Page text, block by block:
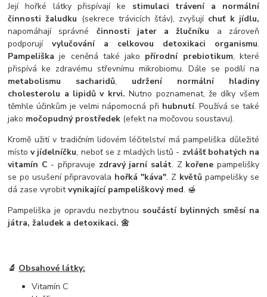
Její hořké látky přispívají ke stimulaci trávení a normální
činnosti žaludku (sekrece trávicích šťáv), zvyšují chuť k jídlu,
napomáhají správné činnosti jater a žlučníku a zároveň
podporujívylučování a celkovou detoxikaci organismu.
Pampeliškaje ceněná také jako přírodní prebiotikum, které
přispívá ke zdravému střevnímu mikrobiomu. Dále se podílí na
metabolismu sacharidů, udržení normální hladiny
cholesterolu a lipidů v krvi.Nutno poznamenat, že díky všem
těmhle účinkům je velmi nápomocná při hubnutí. Používá se také
jako močopudný prostředek (efekt na močovou soustavu).
Kromě užití v tradičním lidovém léčitelství má pampeliška důležité
místov jídelníčku, neboť se z mladých listů - zvlášť bohatých na
vitamín C - připravuje zdravý jarní salát. Z kořene pampelišky
se po usušení připravovala hořká "káva". Z květů pampelišky se
dá zase vyrobitvynikající pampeliškový med. 🍯
Pampeliška je opravdu nezbytnou součástí bylinných směsí na
játra, žaludek a detoxikaci. 🌼
🔬 Obsahové látky:
Vitamín C